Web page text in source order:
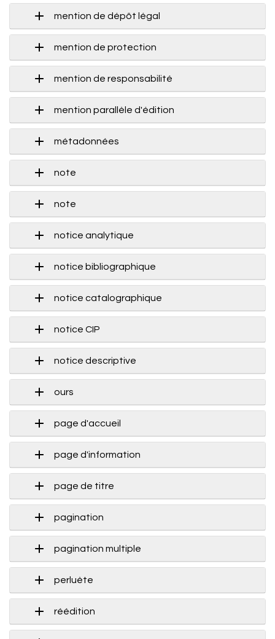
mention de dépôt légal
mention de protection
mention de responsabilité
mention parallèle d'édition
métadonnées
note
note
notice analytique
notice bibliographique
notice catalographique
notice CIP
notice descriptive
ours
page d'accueil
page d'information
page de titre
pagination
pagination multiple
perluète
réédition